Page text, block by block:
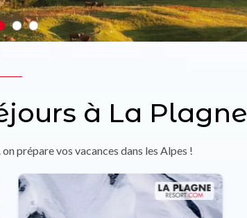
à La Plagne
prépare vos vacances dans les Alpes !